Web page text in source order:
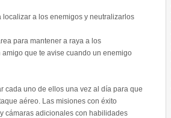
a los enemigos y neutralizarlos
para mantener a raya a los
que te avise cuando un enemigo
cada uno de ellos una vez al día para que
aéreo. Las misiones con éxito
cámaras adicionales con habilidades